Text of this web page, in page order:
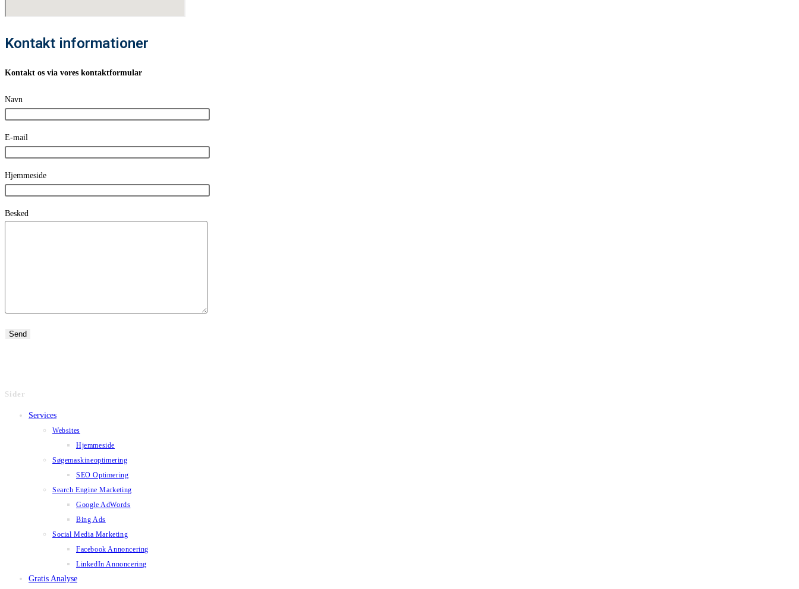
Kontakt informationer
Kontakt os via vores kontaktformular
Navn
E-mail
Hjemmeside
Besked
Sider
Services
Websites
Hjemmeside
Søgemaskineoptimering
SEO Optimering
Search Engine Marketing
Google AdWords
Bing Ads
Social Media Marketing
Facebook Annoncering
LinkedIn Annoncering
Gratis Analyse